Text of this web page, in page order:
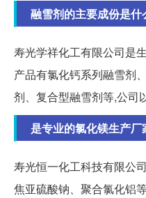
融雪剂的主要成份是
寿光学祥化工有限公司是
产品有氯化钙系列融雪剂
剂、复合型融雪剂等,公司
是专业的氯化镁生产厂
寿光恒一化工科技有限公
焦亚硫酸钠、聚合氯化铝